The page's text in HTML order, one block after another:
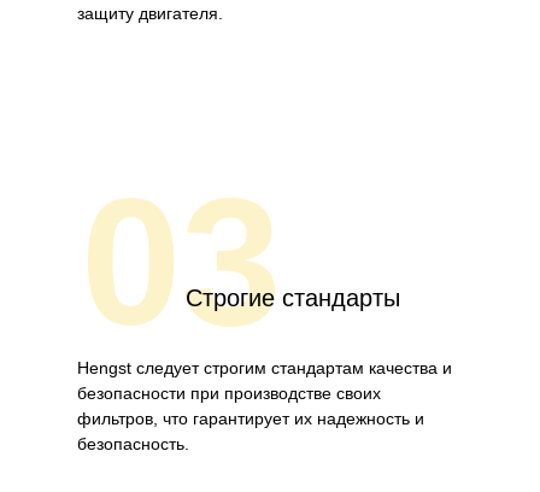
защиту двигателя.
03Строгие стандарты
Hengst следует строгим стандартам качества и
безопасности при производстве своих
фильтров, что гарантирует их надежность и
безопасность.